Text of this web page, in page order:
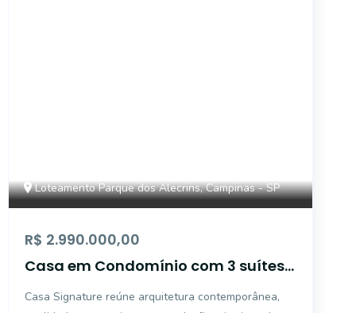
Loteamento Parque dos Alecrins, Campinas - SP
R$ 2.990.000,00
Casa em Condomínio com 3 suítes
Rodovia Dom Pedro em Campinas
Casa Signature reúne arquitetura contemporânea,